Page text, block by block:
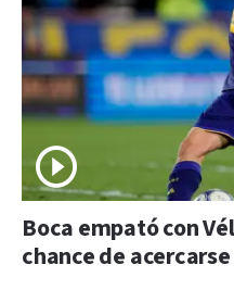
Boca empató con
chance de